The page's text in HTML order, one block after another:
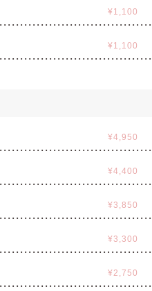
¥1,100
¥1,100
¥4,950
¥4,400
¥3,850
¥3,300
¥2,750